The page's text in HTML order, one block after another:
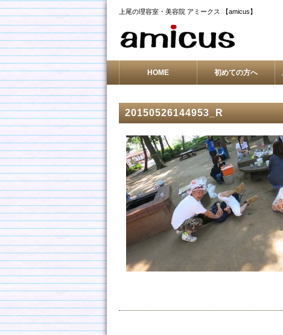
上尾の理容室・美容院 アミークス 【amicus】
HOME 初めての方へ
20150526144953_R